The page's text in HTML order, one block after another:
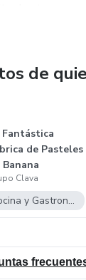
leitor aplicar
de
Fantástica
de Pasteles
Banana
Clava
Cocina y Gastronomía